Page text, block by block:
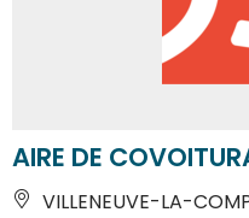
AIRE DE
VILLENEUVE-LA-